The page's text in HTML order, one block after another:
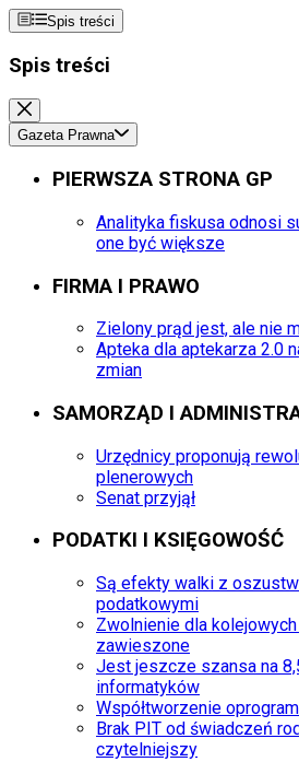
Spis treści
Spis treści
Gazeta Prawna
PIERWSZA STRONA GP
Analityka fiskusa odnosi
one być większe
FIRMA I PRAWO
Zielony prąd jest, ale nie
Apteka dla aptekarza 2.0
zmian
SAMORZĄD I
Urzędnicy proponują
plenerowych
Senat przyjął
PODATKI I KSIĘGOWOŚĆ
Są efekty walki z
podatkowymi
Zwolnienie dla
zawieszone
Jest jeszcze szansa na
informatyków
Współtworzenie
Brak PIT od świadczeń
czytelniejszy